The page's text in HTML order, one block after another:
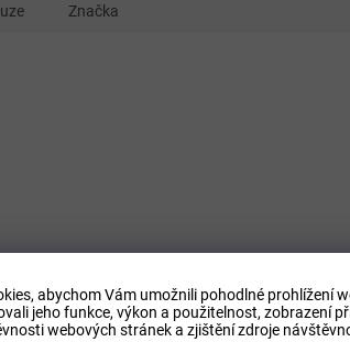
abychom Vám umožnili pohodlné prohlížení
jeho funkce, výkon a použitelnost, zobrazení
webových stránek a zjištění zdroje
Značka